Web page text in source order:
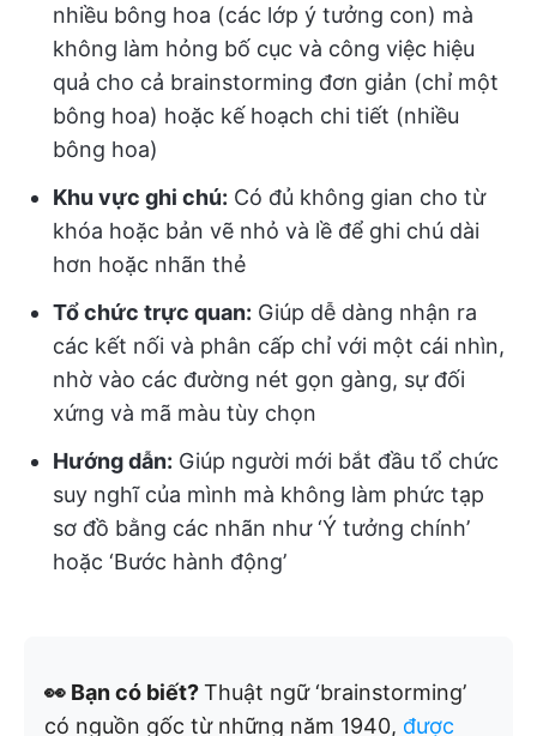
nhiều bông hoa (các lớp ý tưởng con) mà
không làm hỏng bố cục và công việc hiệu
quả cho cả brainstorming đơn giản (chỉ một
bông hoa) hoặc kế hoạch chi tiết (nhiều
bông hoa)
Khu vực ghi chú: Có đủ không gian cho từ
khóa hoặc bản vẽ nhỏ và lề để ghi chú dài
hơn hoặc nhãn thẻ
Tổ chức trực quan: Giúp dễ dàng nhận ra
các kết nối và phân cấp chỉ với một cái nhìn,
nhờ vào các đường nét gọn gàng, sự đối
xứng và mã màu tùy chọn
Hướng dẫn: Giúp người mới bắt đầu tổ chức
suy nghĩ của mình mà không làm phức tạp
sơ đồ bằng các nhãn như ‘Ý tưởng chính’
hoặc ‘Bước hành động’
👀 Bạn có biết?Thuật ngữ ‘brainstorming’
có nguồn gốc từ những năm 1940, được